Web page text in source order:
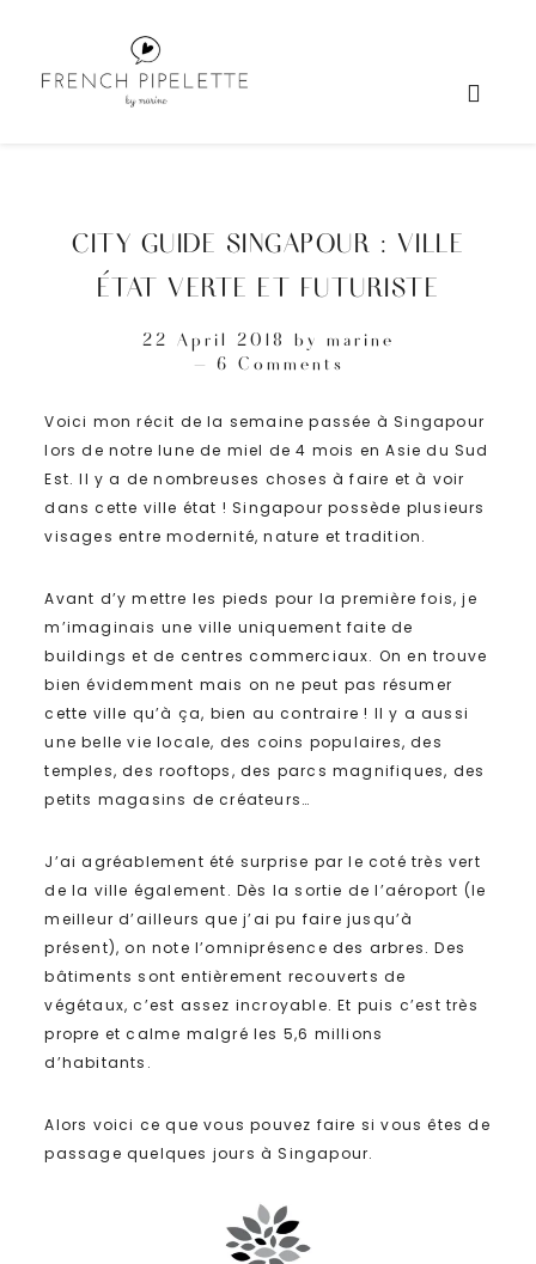
CITY GUIDE SINGAPOUR : VILLE
ÉTAT VERTE ET FUTURISTE
22 April 2018 by marine
6 Comments
Voici mon récit de la semaine passée à Singapour
lors de notre lune de miel de 4 mois en Asie du Sud
Est. Il y a de nombreuses choses à faire et à voir
dans cette ville état ! Singapour possède plusieurs
visages entre modernité, nature et tradition.
Avant d’y mettre les pieds pour la première fois, je
m’imaginais une ville uniquement faite de
buildings et de centres commerciaux. On en trouve
bien évidemment mais on ne peut pas résumer
cette ville qu’à ça, bien au contraire ! Il y a aussi
une belle vie locale, des coins populaires, des
temples, des rooftops, des parcs magnifiques, des
petits magasins de créateurs…
J’ai agréablement été surprise par le coté très vert
de la ville également. Dès la sortie de l’aéroport (le
meilleur d’ailleurs que j’ai pu faire jusqu’à
présent), on note l’omniprésence des arbres. Des
bâtiments sont entièrement recouverts de
végétaux, c’est assez incroyable. Et puis c’est très
propre et calme malgré les 5,6 millions
d’habitants.
Alors voici ce que vous pouvez faire si vous êtes de
passage quelques jours à Singapour.